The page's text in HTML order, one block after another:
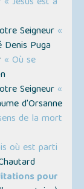
Seigneur «
Denis Puga
« Où se
Seigneur «
d'Orsanne
de la mort
où est parti
pour